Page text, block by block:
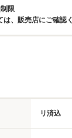
限
、販売店にご確認く
リ済込